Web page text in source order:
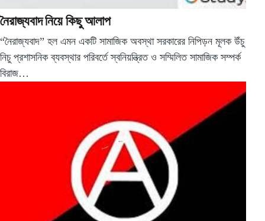
নৈরাজ্যবাদ নিয়ে কিছু আলাপ
“নৈরাজ্যবাদ” হল এমন একটি সামাজিক অবস্থা সরকারের নিপিড়ন মূলক উঁচু
নিচু প্রশাসনিক ব্যবস্থার পরিবর্তে স্বনিয়ন্ত্রিত ও সম্মিলিত সামাজিক সম্পর্ক
বিরাজ…